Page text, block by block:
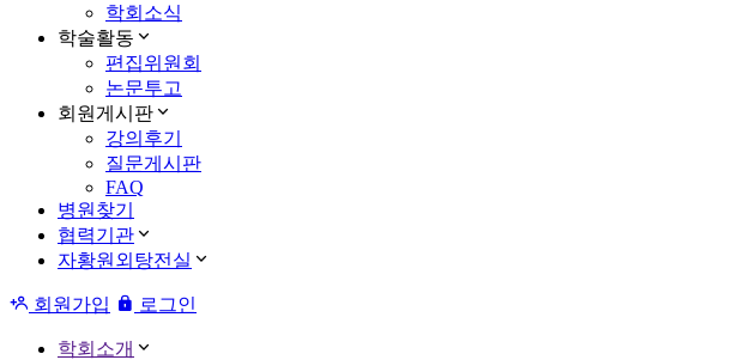
학회소식
학술활동
편집위원회
논문투고
회원게시판
강의후기
질문게시판
FAQ
병원찾기
협력기관
자황원외탕전실
회원가입 로그인
학회소개